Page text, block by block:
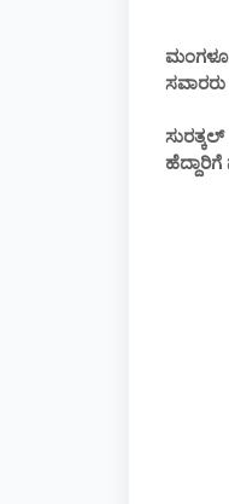
ಹೆದ್ದಾರಿಗೆ